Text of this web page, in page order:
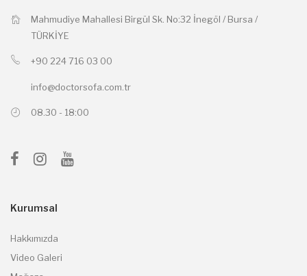
Mahmudiye Mahallesi Birgül Sk. No:32 İnegöl / Bursa /
TÜRKİYE
+90 224 716 03 00
info@doctorsofa.com.tr
08.30 - 18:00
Kurumsal
Hakkımızda
Video Galeri